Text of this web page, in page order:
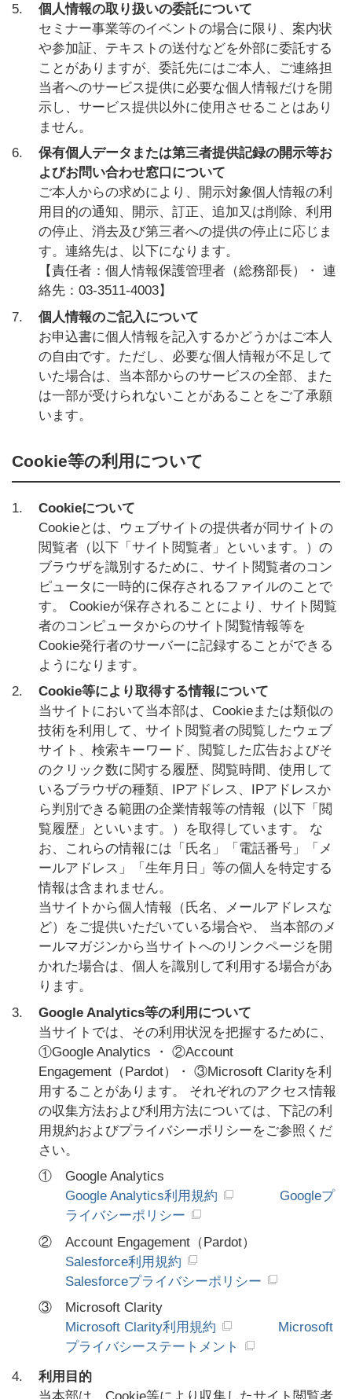
5.
個人情報の取り扱いの委託について
セミナー事業等のイベントの場合に限り、案内状
や参加証、テキストの送付などを外部に委託する
ことがありますが、委託先にはご本人、ご連絡担
当者へのサービス提供に必要な個人情報だけを開
示し、サービス提供以外に使用させることはあり
ません。
6.
保有個人データまたは第三者提供記録の開示等お
よびお問い合わせ窓口について
ご本人からの求めにより、開示対象個人情報の利
用目的の通知、開示、訂正、追加又は削除、利用
の停止、消去及び第三者への提供の停止に応じま
す。連絡先は、以下になります。
【責任者：個人情報保護管理者（総務部長）・ 連
絡先：03-3511-4003】
7.
個人情報のご記入について
お申込書に個人情報を記入するかどうかはご本人
の自由です。ただし、必要な個人情報が不足して
いた場合は、当本部からのサービスの全部、また
は一部が受けられないことがあることをご了承願
います。
Cookie等の利用について
1.
Cookieについて
Cookieとは、ウェブサイトの提供者が同サイトの
閲覧者（以下「サイト閲覧者」といいます。）の
ブラウザを識別するために、サイト閲覧者のコン
ピュータに一時的に保存されるファイルのことで
す。 Cookieが保存されることにより、サイト閲覧
者のコンピュータからのサイト閲覧情報等を
Cookie発行者のサーバーに記録することができる
ようになります。
2.
Cookie等により取得する情報について
当サイトにおいて当本部は、Cookieまたは類似の
技術を利用して、サイト閲覧者の閲覧したウェブ
サイト、検索キーワード、閲覧した広告およびそ
のクリック数に関する履歴、閲覧時間、使用して
いるブラウザの種類、IPアドレス、IPアドレスか
ら判別できる範囲の企業情報等の情報（以下「閲
覧履歴」といいます。）を取得しています。 な
お、これらの情報には「氏名」「電話番号」「メ
ールアドレス」「生年月日」等の個人を特定する
情報は含まれません。
当サイトから個人情報（氏名、メールアドレスな
ど）をご提供いただいている場合や、 当本部のメ
ールマガジンから当サイトへのリンクページを開
かれた場合は、個人を識別して利用する場合があ
ります。
3.
Google Analytics等の利用について
当サイトでは、その利用状況を把握するために、
①Google Analytics ・ ②Account
Engagement（Pardot）・ ③Microsoft Clarityを利
用することがあります。 それぞれのアクセス情報
の収集方法および利用方法については、下記の利
用規約およびプライバシーポリシーをご参照くだ
さい。
①
Google Analytics
Google Analytics利用規約
Googleプ
ライバシーポリシー
②
Account Engagement（Pardot）
Salesforce利用規約
Salesforceプライバシーポリシー
③
Microsoft Clarity
Microsoft Clarity利用規約
Microsoft
プライバシーステートメント
4.
利用目的